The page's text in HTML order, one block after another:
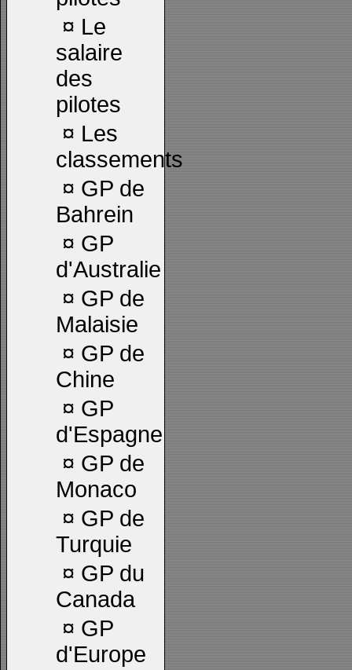
¤ Le
salaire
des
pilotes
¤ Les
classements
¤ GP de
Bahrein
¤ GP
d'Australie
¤ GP de
Malaisie
¤ GP de
Chine
¤ GP
d'Espagne
¤ GP de
Monaco
¤ GP de
Turquie
¤ GP du
Canada
¤ GP
d'Europe